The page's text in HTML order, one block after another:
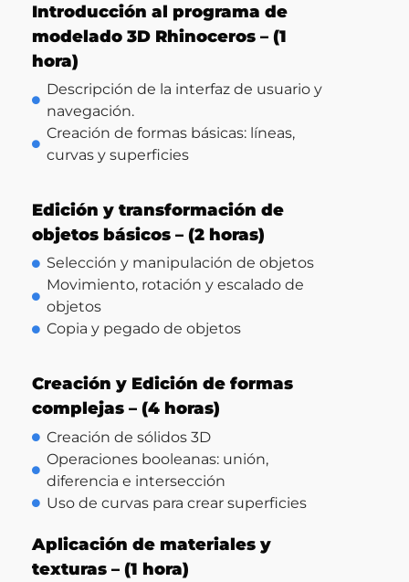
Introducción al programa de
modelado 3D Rhinoceros – (1
hora)
Descripción de la interfaz de usuario y
navegación.
Creación de formas básicas: líneas,
curvas y superficies
Edición y transformación de
objetos básicos – (2 horas)
Selección y manipulación de objetos
Movimiento, rotación y escalado de
objetos
Copia y pegado de objetos
Creación y Edición de formas
complejas – (4 horas)
Creación de sólidos 3D
Operaciones booleanas: unión,
diferencia e intersección
Uso de curvas para crear superficies
Aplicación de materiales y
texturas – (1 hora)